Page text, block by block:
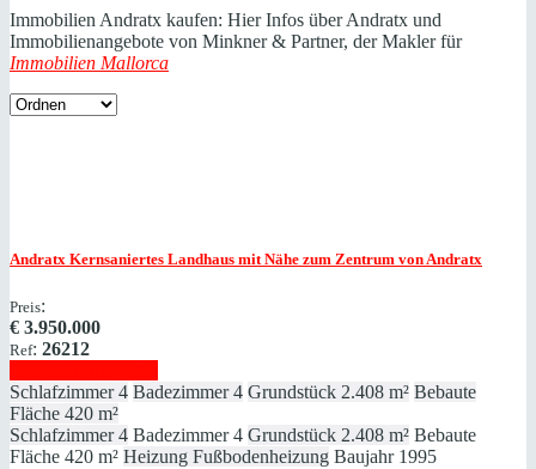
Immobilien Andratx kaufen: Hier Infos über Andratx und
Immobilienangebote von Minkner & Partner, der Makler für
Immobilien Mallorca
Andratx Kernsaniertes Landhaus mit Nähe zum Zentrum von Andratx
Preis:
€ 3.950.000
Ref: 26212
Schlafzimmer 4 Badezimmer 4 Grundstück 2.408 m² Bebaute
Fläche 420 m²
Schlafzimmer 4 Badezimmer 4 Grundstück 2.408 m² Bebaute
Fläche 420 m² Heizung Fußbodenheizung Baujahr 1995